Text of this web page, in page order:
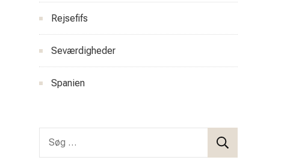
Rejsefifs
Seværdigheder
Spanien
Søg